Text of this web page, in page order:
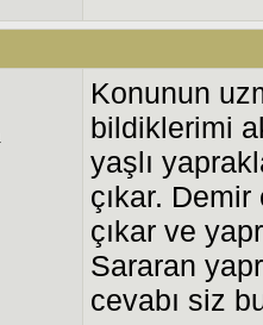
Konunun
bildiklerimi
yaşlı
çıkar.
çıkar ve
Sararan
cevabı siz